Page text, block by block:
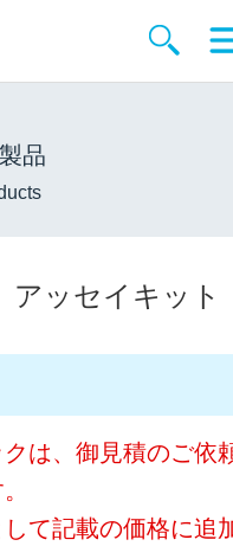
品
アッセイキット
は、御見積のご依
て記載の価格に追